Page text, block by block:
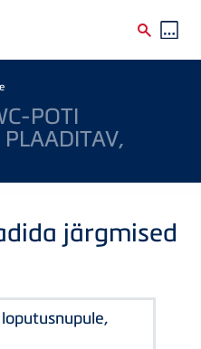
POTI
järgmised